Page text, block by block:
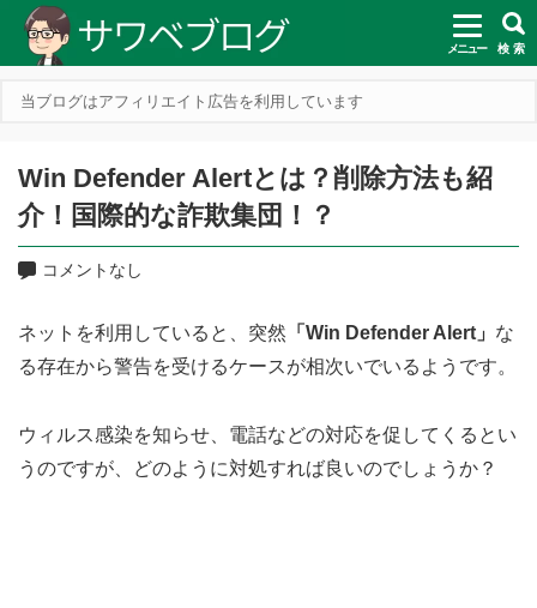
メニュー 検 索
当ブログはアフィリエイト広告を利用しています
Win Defender Alertとは？削除方法も紹
介！国際的な詐欺集団！？
コメントなし
ネットを利用していると、突然 「Win Defender Alert」 な
る存在から警告を受けるケースが相次いでいるようです。
ウィルス感染を知らせ、電話などの対応を促してくるとい
うのですが、どのように対処すれば良いのでしょうか？